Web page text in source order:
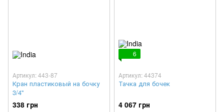
Артикул: 443-87
Кран пластиковый на бочку
3/4''
338 грн
6
Артикул: 44374
Тачка для бочек
4 067 грн